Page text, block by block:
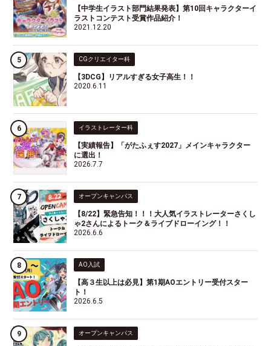
【中学生イラスト部門結果発表】第10回キャラクターイ
ラストコンテスト受賞作品紹介！
2021.12.20
CGクリエイター科
【3DCG】リアルすぎる女子高生！！
2020.6.11
イラストレーター科
【実績報告】「がたふぇす2027」メインキャラクター
に選出！
2026.7.7
オープンキャンパス
【8/22】緊急告知！！！大人気イラストレーターさくし
ゃ2さんによるトーク＆ライブドローイング！！
2026.6.6
AO入試
【高３生以上は必見】第1期AOエントリー受付スター
ト！
2026.6.5
オープンキャンパス